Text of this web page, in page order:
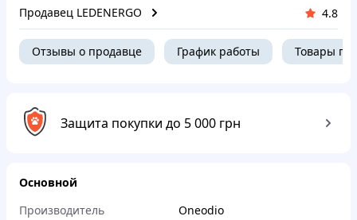
Продавец LEDENERGO 4.8
Отзывы о продавце График работы Товары
Защита покупки до 5 000 грн
Основной
Производитель
Oneodio